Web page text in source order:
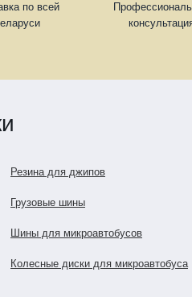
по всей
Резина для джипов
Грузовые шины
Шины для микроавтобусов
Колесные диски для микроавтобуса